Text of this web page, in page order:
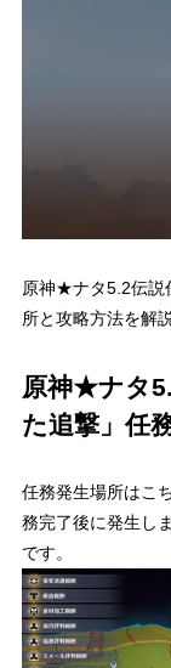
原神★ナタ5.2伝説
所と攻略方法を解
原神★ナタ
た追撃」任
任務発生場所はこち
務完了後に発生し
です。